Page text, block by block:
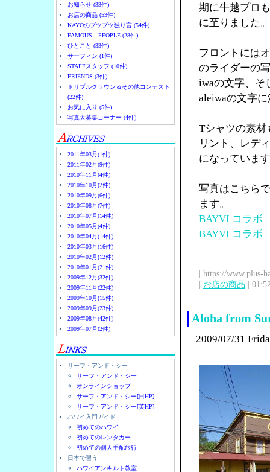
お知らせ (33件)
お店の商品 (53件)
KAYOのブツブツ独り言 (54件)
FAMOUS PEOPLE (28件)
ひとこと (33件)
サーフィン (1件)
STAFFスタッフ (10件)
FRIENDS (3件)
トリプルクラウン＆その他コンテスト
(22件)
お気に入り (5件)
写真大募集コーナー (4件)
2011年03月(1件)
2011年02月(9件)
2010年11月(4件)
2010年10月(2件)
2010年09月(6件)
2010年08月(7件)
2010年07月(14件)
2010年05月(4件)
2010年04月(14件)
2010年03月(16件)
2010年02月(12件)
2010年01月(21件)
2009年12月(32件)
2009年11月(22件)
2009年10月(15件)
2009年09月(23件)
2009年08月(42件)
2009年07月(2件)
サーフ・アンド・シー
サーフ・アンド・シー
オンラインショップ
サーフ・アンド・シー[日HP]
サーフ・アンド・シー[英HP]
ハワイ入門ガイド
初めてのハワイ
初めてのレンタカー
初めての個人手配旅行
日本で習う
ハワイアンキルト教室
期に牛越プロ
に至りました。
フロントには
のライダーの
iwaの文字、
aleiwaの文字
Tシャツの素材
リント、レデ
になっていま
写真はこちら
ます。
BAYVI コラ
BAYVI コラボ
| https://www.plus-
| お店の商品 |
Aloha from
2009/07/31